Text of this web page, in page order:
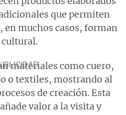
que permiten
en muchos casos, forman
materiales como cuero,
o textiles, mostrando al
de creación. Esta
valor a la visita y